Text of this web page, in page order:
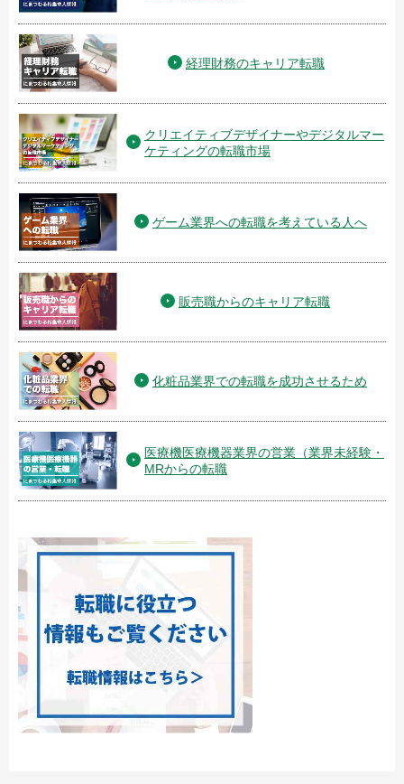
経理財務のキャリア転職
クリエイティブデザイナーやデジタルマー
ケティングの転職市場
ゲーム業界への転職を考えている人へ
販売職からのキャリア転職
化粧品業界での転職を成功させるため
医療機医療機器業界の営業（業界未経験・
MRからの転職